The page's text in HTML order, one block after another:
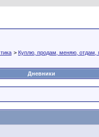
> Куплю, продам, меняю, отдам,
Дневники